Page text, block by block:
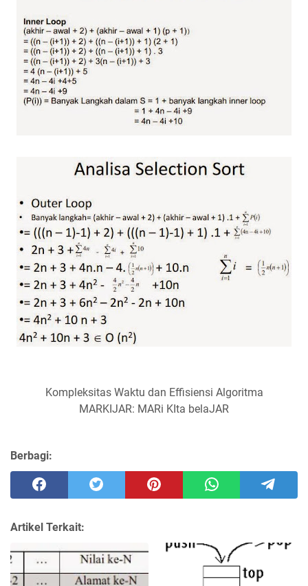
Kompleksitas Waktu dan Effisiensi Algoritma
MARKIJAR: MARi KIta belaJAR
Berbagi:
Artikel Terkait: